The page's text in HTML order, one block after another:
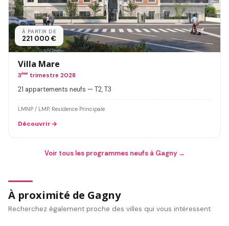
À PARTIR DE
221 000 €
Villa Mare
3ème trimestre 2028
21 appartements neufs — T2, T3
LMNP / LMP, Residence Principale
Découvrir
Voir tous les programmes neufs à Gagny →
À proximité de Gagny
Recherchez également proche des villes qui vous intéressent